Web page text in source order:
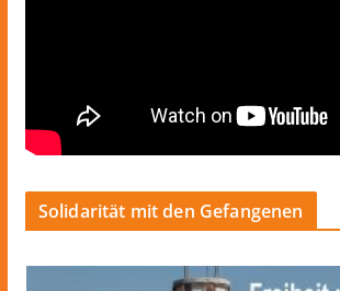
Solidarität mit den Gefangenen